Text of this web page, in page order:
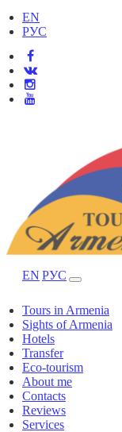
EN
РУС
EN РУС
Tours in Armenia
Sights of Armenia
Hotels
Transfer
Eco-tourism
About me
Contacts
Reviews
Services